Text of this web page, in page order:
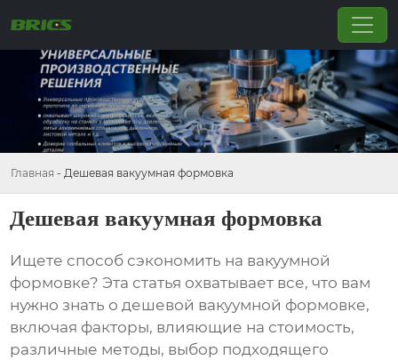
Главная - Дешевая вакуумная формовка
Дешевая вакуумная формовка
Ищете способ сэкономить на вакуумной
формовке? Эта статья охватывает все, что вам
нужно знать одешевой вакуумной формовке,
включая факторы, влияющие на стоимость,
различные методы, выбор подходящего